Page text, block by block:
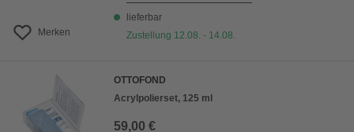
Merken
lieferbar
Zustellung 12.08. - 14.08.
OTTOFOND
Acrylpolierset, 125 ml
59,00 €